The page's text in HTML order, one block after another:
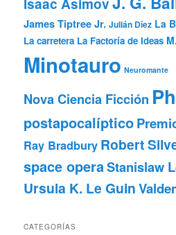
Isaac Asimov
James Tiptree Jr. Julián Díez La
La carretera La Factoría de Ideas
Minotauro Neuromante
Nova Ciencia Ficción
postapocalíptico
Ray Bradbury Robert
space operaStanislaw
Ursula K. Le Guin
CATEGORÍAS